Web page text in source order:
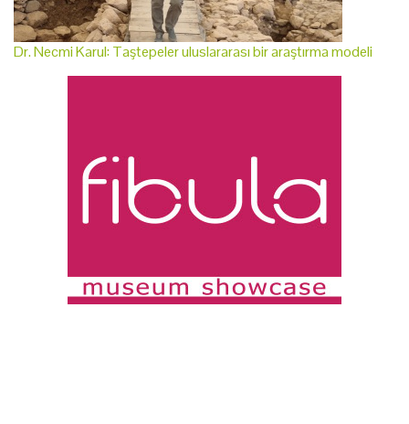
Dr. Necmi Karul: Taştepeler uluslararası bir araştırma modeli